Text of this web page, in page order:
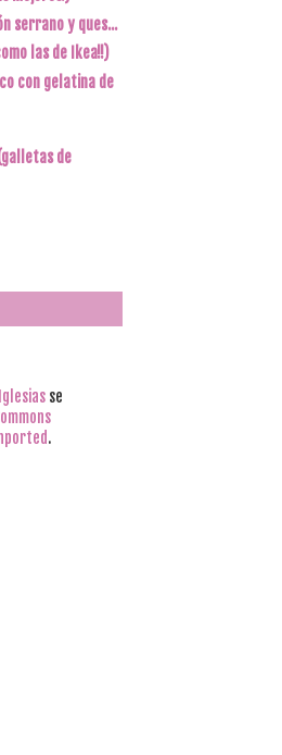
serrano y ques...
las de Ikea!!)
con gelatina de
de
se
.